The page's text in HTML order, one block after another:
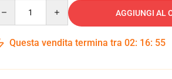
AGGIUNGI AL
Questa vendita termina tra 02: 16: 54